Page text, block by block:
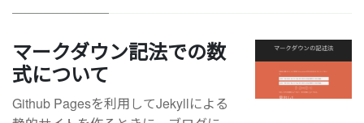
マークダウン記法での数
式について
Github Pagesを利用してJekyllによる